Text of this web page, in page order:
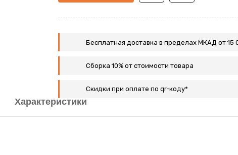
Бесплатная доставка в пределах МКАД от 15
Сборка 10% от стоимости товара
Скидки при оплате по qr-коду*
Характеристики